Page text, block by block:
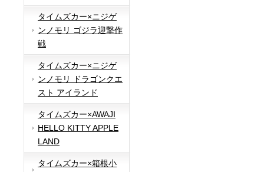
タイムズカー×ニジゲ
ンノモリ ゴジラ迎撃作
戦
タイムズカー×ニジゲ
ンノモリ ドラゴンクエ
スト アイランド
タイムズカー×AWAJI
HELLO KITTY APPLE
LAND
タイムズカー×箱根小